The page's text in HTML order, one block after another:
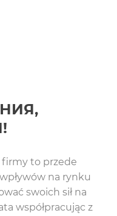
firmy to przede
na rynku
swoich sił na
współpracując z